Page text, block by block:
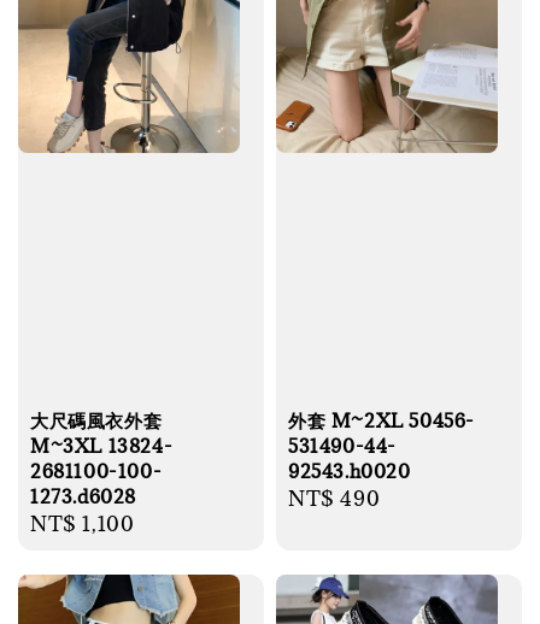
大尺碼風衣外套
M~3XL 13824-
2681100-100-
1273.d6028
Regular
NT$ 1,100
外套 M~2XL 50456-
531490-44-
92543.h0020
Regular
NT$ 490